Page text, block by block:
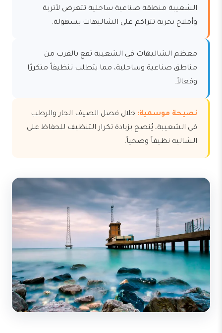
الشعيبة منطقة صناعية ساحلية تتعرض لأتربة
وأملاح بحرية تتراكم على الشاليهات بسهولة.
معظم الشاليهات في الشعيبة تقع بالقرب من
مناطق صناعية وساحلية، مما يتطلب تنظيفاً متكررًا
وفعالاً.
نصيحة موسمية: خلال فصل الصيف الحار والرطب
في الشعيبة، يُنصح بزيادة تكرار التنظيف للحفاظ على
الشاليه نظيفاً وصحياً.